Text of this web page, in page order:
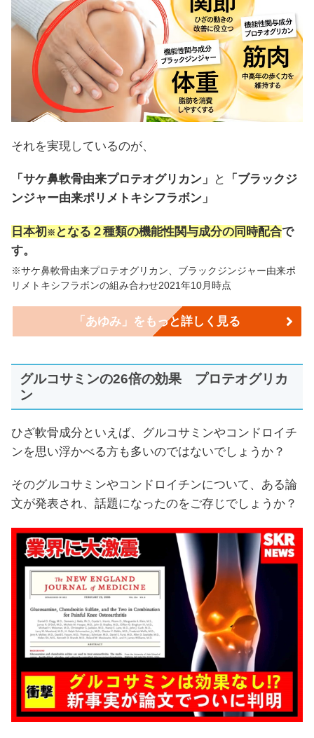
それを実現しているのが、
「サケ鼻軟骨由来プロテオグリカン」 と
「ブラックジ
ンジャー由来ポリメトキシフラボン」
日本初※ となる２種類の機能性関与成分の同時配合で
す。
※サケ鼻軟骨由来プロテオグリカン、ブラックジンジャー由来ポ
リメトキシフラボンの組み合わせ2021年10月時点
「あゆみ」をもっと詳しく見る
グルコサミンの26倍の効果 プロテオグリカ
ン
ひざ軟骨成分といえば、グルコサミンやコンドロイチ
ンを思い浮かべる方も多いのではないでしょうか？
そのグルコサミンやコンドロイチンについて、ある論
文が発表され、話題になったのをご存じでしょうか？